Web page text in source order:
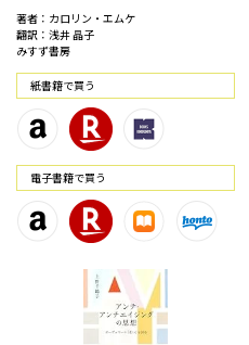
著者：カロリン・エムケ
翻訳：浅井 晶子
みすず書房
紙書籍で買う
電⼦書籍で買う